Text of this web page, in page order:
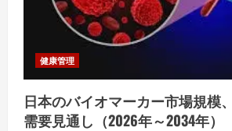
健康管理
日本のバイオマーカー市場規模
需要見通し（2026年～2034年）